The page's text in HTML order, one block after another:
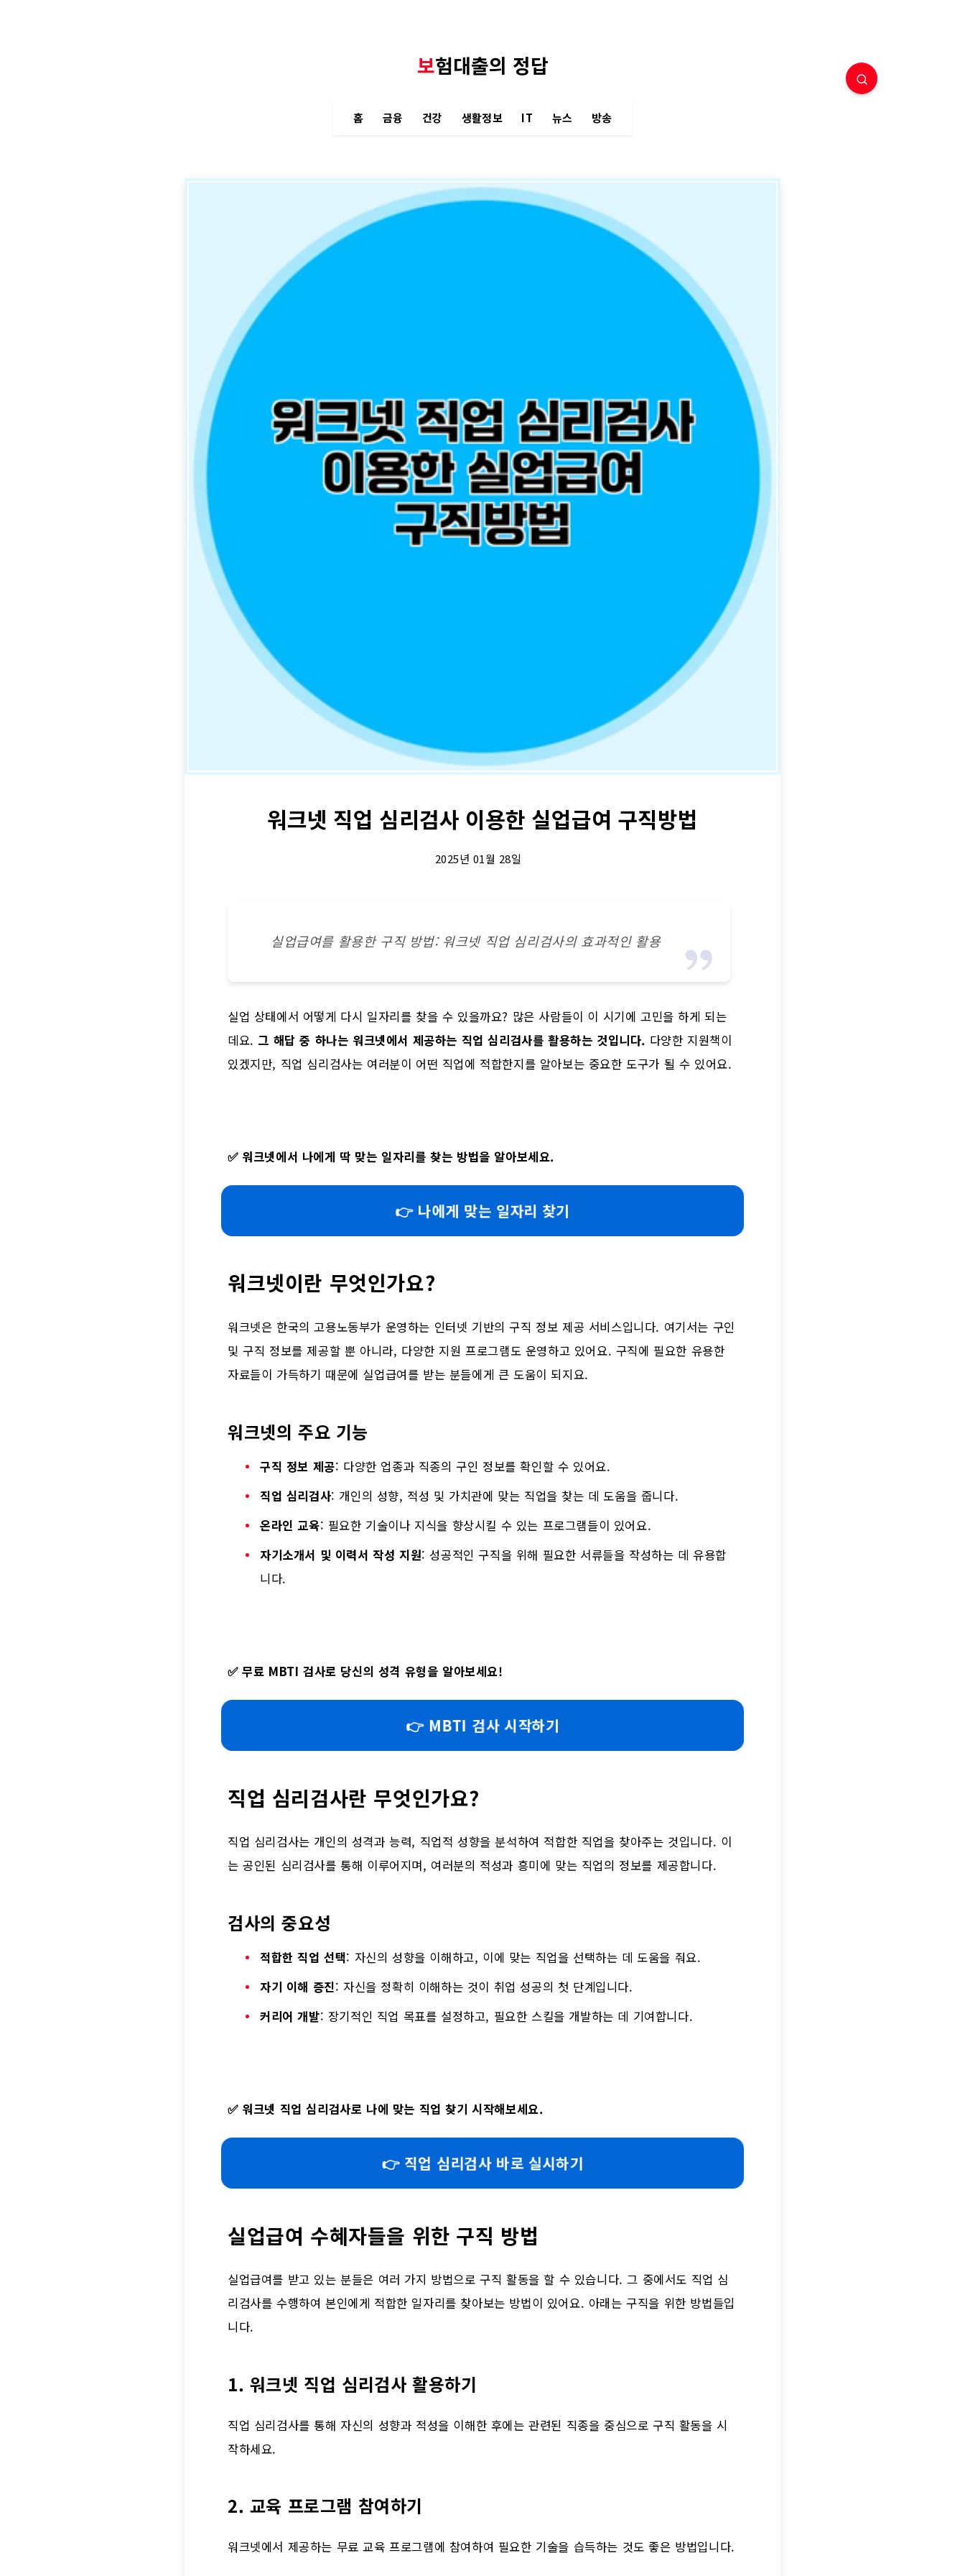
보험대출의 정답
홈 금융 건강 생활정보 IT 뉴스 방송
워크넷 직업 심리검사 이용한 실업급여 구직방법
2025년 01월 28일
실업급여를 활용한 구직 방법: 워크넷 직업 심리검사의 효과적인 활용
실업 상태에서 어떻게 다시 일자리를 찾을 수 있을까요? 많은 사람들이 이 시기에 고민을 하게 되는
데요. 그 해답 중 하나는 워크넷에서 제공하는 직업 심리검사를 활용하는 것입니다. 다양한 지원책이
있겠지만, 직업 심리검사는 여러분이 어떤 직업에 적합한지를 알아보는 중요한 도구가 될 수 있어요.
✅ 워크넷에서 나에게 딱 맞는 일자리를 찾는 방법을 알아보세요.
👉 나에게 맞는 일자리 찾기
워크넷이란 무엇인가요?
워크넷은 한국의 고용노동부가 운영하는 인터넷 기반의 구직 정보 제공 서비스입니다. 여기서는 구인
및 구직 정보를 제공할 뿐 아니라, 다양한 지원 프로그램도 운영하고 있어요. 구직에 필요한 유용한
자료들이 가득하기 때문에 실업급여를 받는 분들에게 큰 도움이 되지요.
워크넷의 주요 기능
구직 정보 제공: 다양한 업종과 직종의 구인 정보를 확인할 수 있어요.
직업 심리검사: 개인의 성향, 적성 및 가치관에 맞는 직업을 찾는 데 도움을 줍니다.
온라인 교육: 필요한 기술이나 지식을 향상시킬 수 있는 프로그램들이 있어요.
자기소개서 및 이력서 작성 지원: 성공적인 구직을 위해 필요한 서류들을 작성하는 데 유용합
니다.
✅무료 MBTI 검사로 당신의 성격 유형을 알아보세요!
👉 MBTI 검사 시작하기
직업 심리검사란 무엇인가요?
직업 심리검사는 개인의 성격과 능력, 직업적 성향을 분석하여 적합한 직업을 찾아주는 것입니다. 이
는 공인된 심리검사를 통해 이루어지며, 여러분의 적성과 흥미에 맞는 직업의 정보를 제공합니다.
검사의 중요성
적합한 직업 선택: 자신의 성향을 이해하고, 이에 맞는 직업을 선택하는 데 도움을 줘요.
자기 이해 증진: 자신을 정확히 이해하는 것이 취업 성공의 첫 단계입니다.
커리어 개발: 장기적인 직업 목표를 설정하고, 필요한 스킬을 개발하는 데 기여합니다.
✅ 워크넷 직업 심리검사로 나에 맞는 직업 찾기 시작해보세요.
👉 직업 심리검사 바로 실시하기
실업급여 수혜자들을 위한 구직 방법
실업급여를 받고 있는 분들은 여러 가지 방법으로 구직 활동을 할 수 있습니다. 그 중에서도 직업 심
리검사를 수행하여 본인에게 적합한 일자리를 찾아보는 방법이 있어요. 아래는 구직을 위한 방법들입
니다.
1. 워크넷 직업 심리검사 활용하기
직업 심리검사를 통해 자신의 성향과 적성을 이해한 후에는 관련된 직종을 중심으로 구직 활동을 시
작하세요.
2. 교육 프로그램 참여하기
워크넷에서 제공하는 무료 교육 프로그램에 참여하여 필요한 기술을 습득하는 것도 좋은 방법입니다.